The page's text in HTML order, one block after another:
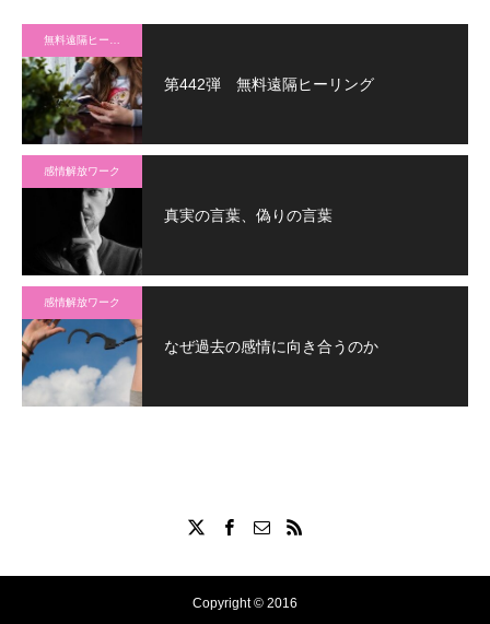
第442弾 無料遠隔ヒーリング
感情解放ワーク
真実の言葉、偽りの言葉
感情解放ワーク
なぜ過去の感情に向き合うのか
Copyright © 2016